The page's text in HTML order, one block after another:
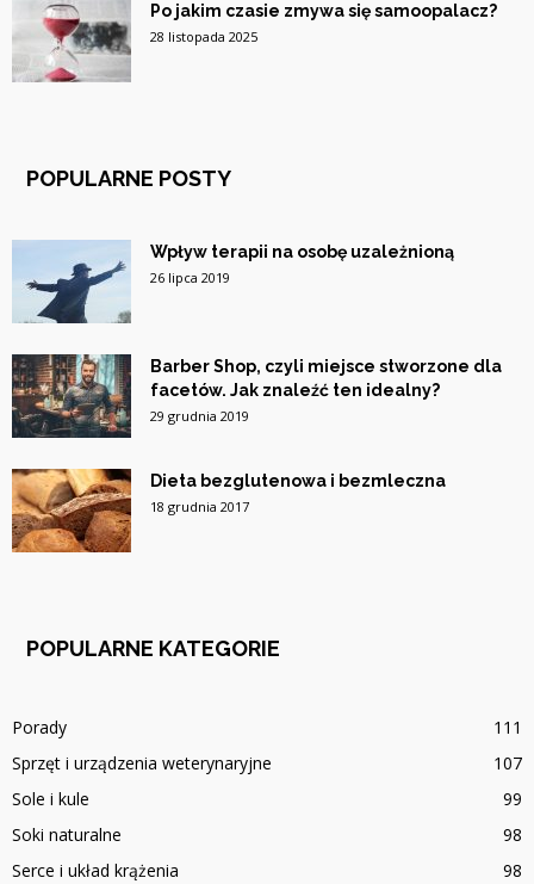
Po jakim czasie zmywa się samoopalacz?
28 listopada 2025
POPULARNE POSTY
Wpływ terapii na osobę uzależnioną
26 lipca 2019
Barber Shop, czyli miejsce stworzone dla
facetów. Jak znaleźć ten idealny?
29 grudnia 2019
Dieta bezglutenowa i bezmleczna
18 grudnia 2017
POPULARNE KATEGORIE
Porady
111
Sprzęt i urządzenia weterynaryjne
107
Sole i kule
99
Soki naturalne
98
Serce i układ krążenia
98